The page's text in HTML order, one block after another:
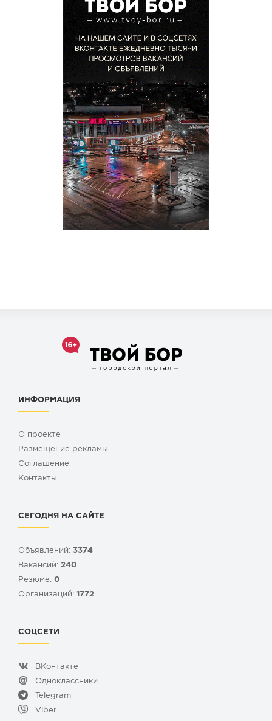
ИНФОРМАЦИЯ
О проекте
Размещение рекламы
Cоглашение
Контакты
СЕГОДНЯ НА САЙТЕ
Объявлений: 3374
Вакансий: 240
Резюме: 0
Организаций: 1772
СОЦСЕТИ
ВКонтакте
Одноклассники
Telegram
Viber